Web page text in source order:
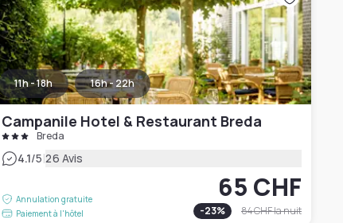
11h - 18h 16h - 22h
Campanile Hotel & Restaurant Breda
Breda
4.1/5|26 Avis
Annulation gratuite
Paiement à l'hôtel
65 CHF
-23% 84 CHFla nuit